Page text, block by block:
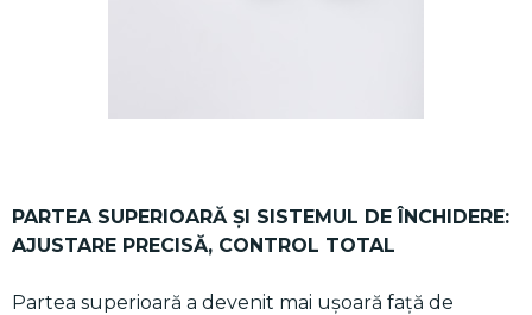
PARTEA SUPERIOARĂ ȘI SISTEMUL DE ÎNCHIDERE:
AJUSTARE PRECISĂ, CONTROL TOTAL
Partea superioară a devenit mai ușoară față de